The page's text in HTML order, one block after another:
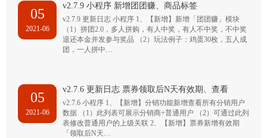
05
2021-06
v2.7.9 小程序 新增团团赚、商品标签
v2.7.9 更新日志 小程序 1、【新增】新增「团团赚」模块
（1）拼团2.0，多人拼购，有人中奖，有人不中奖，不中奖
退还本金并发参与奖品 （2）玩法例子：鸡蛋30枚，五人成
团，一人拼中…
05
2021-06
v2.7.6 更新日志 票券领取后N天有效期、查看
v2.7.6 小程序 1、【新增】分销功能新增查看所有分销用户
数据 （1）此列表可展示分销商+普通用户 （2）可通过此列
表修改普通用户的上级关联 2、【新增】票券新增有效期
「领取后N天…